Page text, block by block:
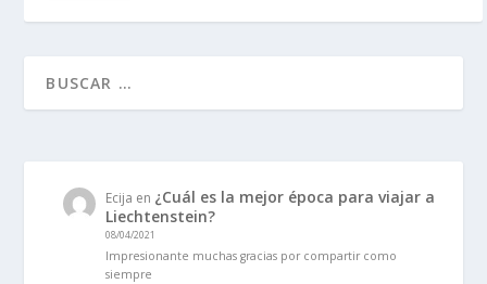
Ecija en ¿Cuál es la mejor época para viajar a
Liechtenstein?
08/04/2021
Impresionante muchas gracias por compartir como
siempre